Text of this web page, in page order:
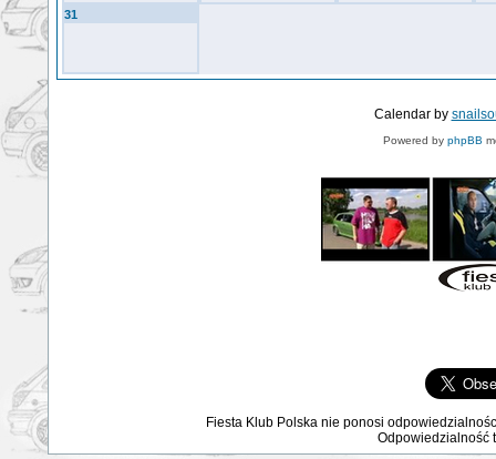
31
Calendar by
Powered by phpBB
Fiesta Klub Polska nie ponosi
Odpowiedzialność